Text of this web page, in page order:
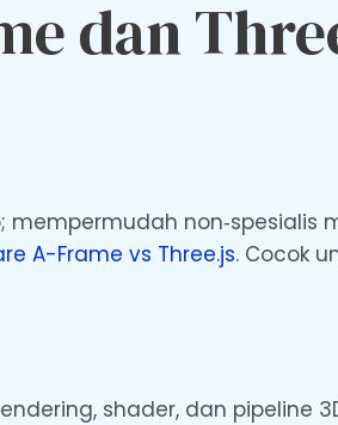
dan
mempermudah non‑spesialis
A-Frame vs Three.js. Cocok
shader, dan pipeline